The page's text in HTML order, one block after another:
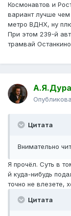
Космонавтов и
вариант лучше чем
метро ВДНХ, ну
При этом 239-й
трамвай
Цитата
Внимательно
Я прочёл. Суть в
й куда-нибудь
точно не влезете,
Цитата